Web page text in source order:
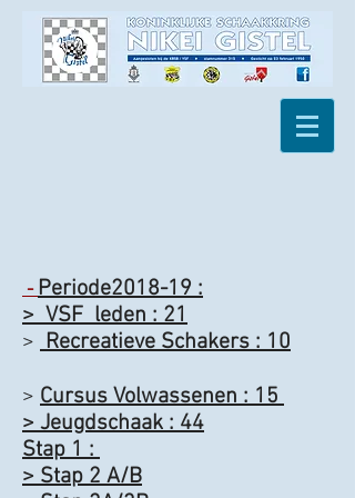
-Periode2018-19 :
> VSF leden : 21
> Recreatieve Schakers : 10
> Cursus Volwassenen : 15
> Jeugdschaak : 44
Stap 1 :
> Stap 2 A/B